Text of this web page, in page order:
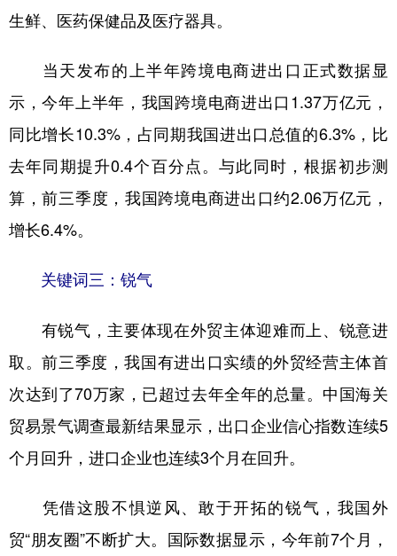
生鲜、医药保健品及医疗器具。
当天发布的上半年跨境电商进出口正式数据显
示，今年上半年，我国跨境电商进出口1.37万亿元，
同比增长10.3%，占同期我国进出口总值的6.3%，比
去年同期提升0.4个百分点。与此同时，根据初步测
算，前三季度，我国跨境电商进出口约2.06万亿元，
增长6.4%。
关键词三：锐气
有锐气，主要体现在外贸主体迎难而上、锐意进
取。前三季度，我国有进出口实绩的外贸经营主体首
次达到了70万家，已超过去年全年的总量。中国海关
贸易景气调查最新结果显示，出口企业信心指数连续5
个月回升，进口企业也连续3个月在回升。
凭借这股不惧逆风、敢于开拓的锐气，我国外
贸“朋友圈”不断扩大。国际数据显示，今年前7个月，